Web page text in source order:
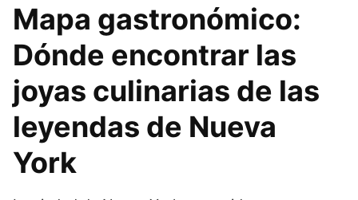
Mapa gastronómico:
Dónde encontrar las
joyas culinarias de las
leyendas de Nueva
York